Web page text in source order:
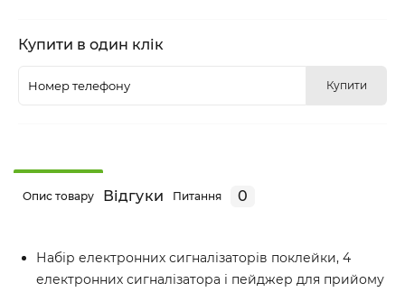
Купити в один клік
Купити
Опис товару Відгуки Питання 0
Набір електронних сигналізаторів поклейки, 4
електронних сигналізатора і пейджер для прийому